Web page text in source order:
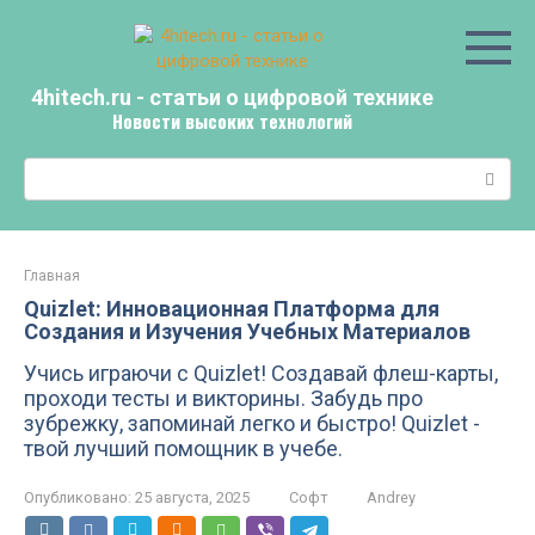
4hitech.ru - статьи о цифровой технике
Новости высоких технологий
Главная
Quizlet: Инновационная Платформа для
Создания и Изучения Учебных Материалов
Учись играючи с Quizlet! Создавай флеш-карты,
проходи тесты и викторины. Забудь про
зубрежку, запоминай легко и быстро! Quizlet -
твой лучший помощник в учебе.
Опубликовано: 25 августа, 2025 Софт Andrey